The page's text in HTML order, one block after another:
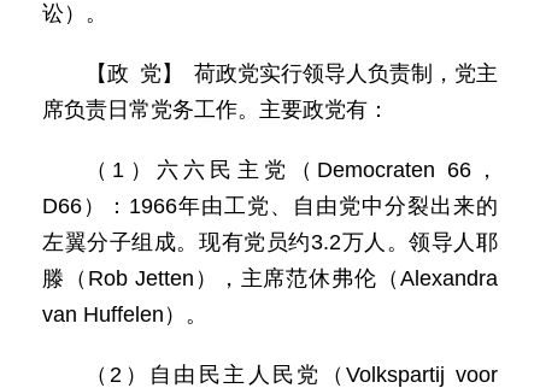
讼）。
【政 党】 荷政党实行领导人负责制，党主
席负责日常党务工作。主要政党有：
（1）六六民主党（Democraten 66，
D66）：1966年由工党、自由党中分裂出来的
左翼分子组成。现有党员约3.2万人。领导人耶
滕（Rob Jetten），主席范休弗伦（Alexandra
van Huffelen）。
（2）自由民主人民党（Volkspartij voor